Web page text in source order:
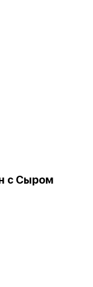
с Сыром